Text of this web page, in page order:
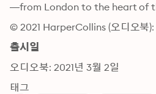
—from London to the heart of
© 2021 HarperCollins (오디오북
출시일
오디오북: 2021년 3월 2일
태그